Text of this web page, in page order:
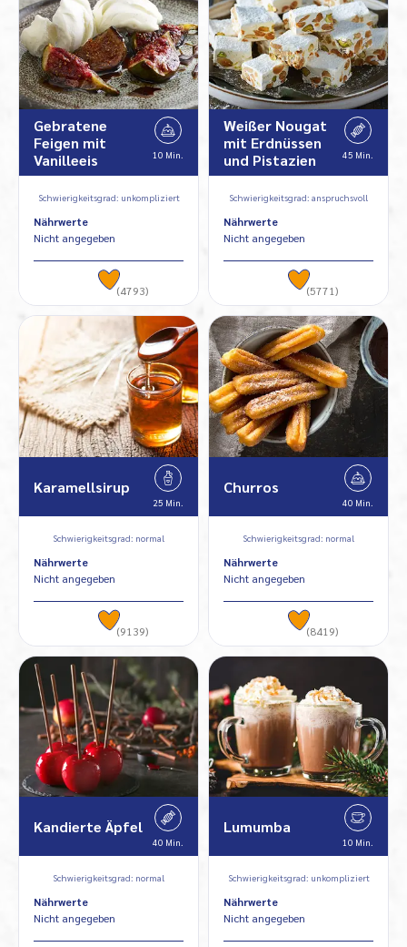
Gebratene
Feigen mit
Vanilleeis
10 Min.
Schwierigkeitsgrad: unkompliziert
Nährwerte
Nicht angegeben
(4793)
Weißer Nougat
mit Erdnüssen
und Pistazien
45 Min.
Schwierigkeitsgrad: anspruchsvoll
Nährwerte
Nicht angegeben
(5771)
Karamellsirup
25 Min.
Schwierigkeitsgrad: normal
Nährwerte
Nicht angegeben
(9139)
Churros
40 Min.
Schwierigkeitsgrad: normal
Nährwerte
Nicht angegeben
(8419)
Kandierte Äpfel
40 Min.
Schwierigkeitsgrad: normal
Nährwerte
Nicht angegeben
Lumumba
10 Min.
Schwierigkeitsgrad: unkompliziert
Nährwerte
Nicht angegeben